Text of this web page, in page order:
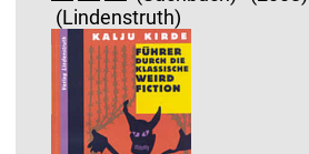
(Lindenstruth)